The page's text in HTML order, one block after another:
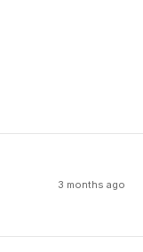
3 months ago